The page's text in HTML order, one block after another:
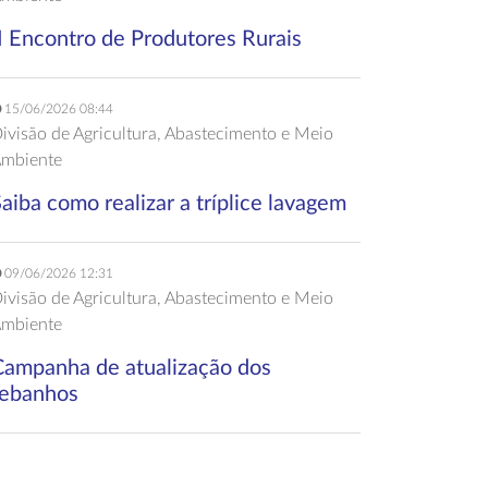
II Encontro de Produtores Rurais
15/06/2026 08:44
de Agricultura, Abastecimento e Meio
como realizar a tríplice lavagem
09/06/2026 12:31
de Agricultura, Abastecimento e Meio
de atualização dos